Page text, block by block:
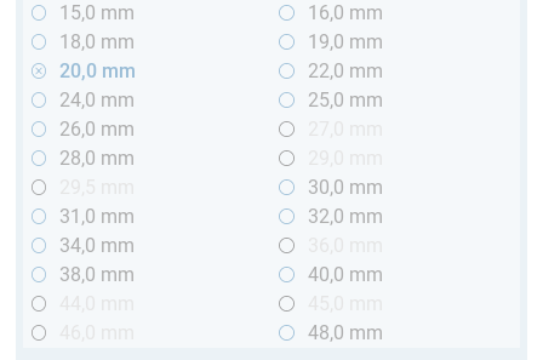
15,0 mm
16,0 mm
18,0 mm
19,0 mm
20,0 mm
22,0 mm
24,0 mm
25,0 mm
26,0 mm
28,0 mm
30,0 mm
31,0 mm
32,0 mm
34,0 mm
38,0 mm
40,0 mm
48,0 mm